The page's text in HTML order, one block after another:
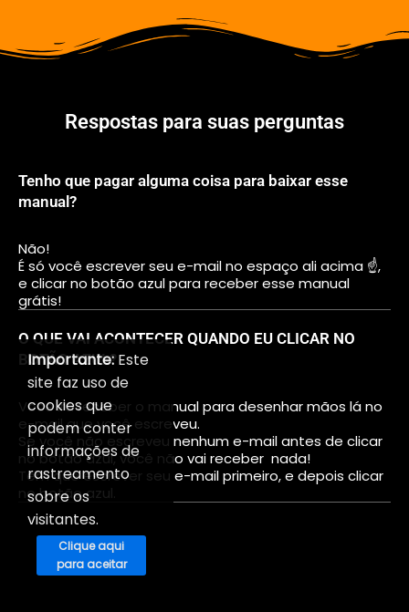
Respostas para suas perguntas
Tenho que pagar alguma coisa para baixar esse
manual?
Não!
É só você escrever seu e-mail no espaço ali acima ☝,
e clicar no botão azul para receber esse manual
grátis!
O QUE VAI ACONTECER QUANDO EU CLICAR NO
BOTÃO AZUL?
Você irá receber o manual para desenhar mãos lá no
e-mail que você escreveu.
Se você não escreveu nenhum e-mail antes de clicar
no botão azul, você não vai receber nada!
Tem que escrever seu e-mail primeiro, e depois clicar
no botão azul.
Importante:Este
site faz uso de
cookies que
podem conter
informações de
rastreamento
sobre os
visitantes.
Clique aqui
para aceitar